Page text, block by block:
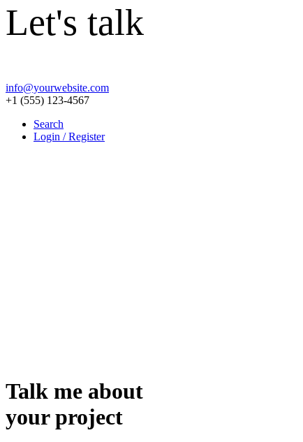
Let's talk
info@yourwebsite.com
+1 (555) 123-4567
Search
Login / Register
Talk me about
your project